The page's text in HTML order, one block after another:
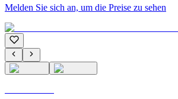
Melden Sie sich an, um die Preise zu sehen